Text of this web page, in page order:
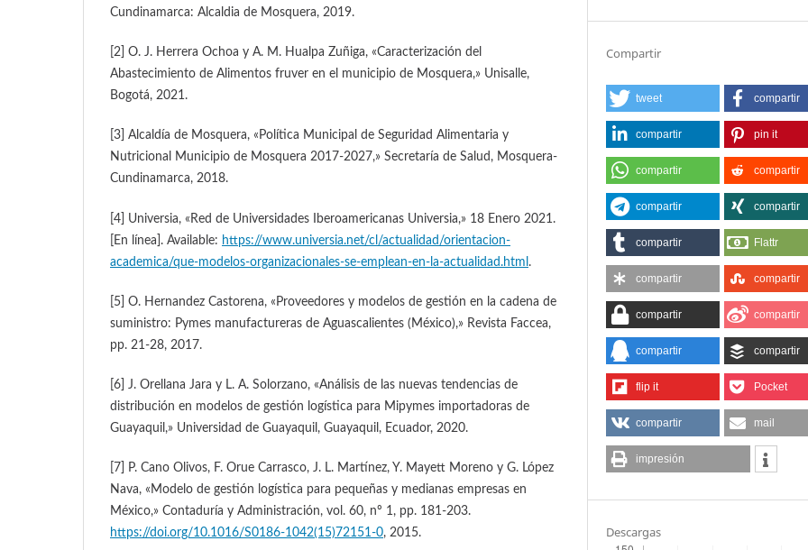
Cundinamarca: Alcaldia de Mosquera, 2019.
[2] O. J. Herrera Ochoa y A. M. Hualpa Zuñiga, «Caracterización del
Abastecimiento de Alimentos fruver en el municipio de Mosquera,» Unisalle,
Bogotá, 2021.
[3] Alcaldía de Mosquera, «Política Municipal de Seguridad Alimentaria y
Nutricional Municipio de Mosquera 2017-2027,» Secretaría de Salud, Mosquera-
Cundinamarca, 2018.
[4] Universia, «Red de Universidades Iberoamericanas Universia,» 18 Enero 2021.
[En línea]. Available: https://www.universia.net/cl/actualidad/orientacion-
academica/que-modelos-organizacionales-se-emplean-en-la-actualidad.html .
[5] O. Hernandez Castorena, «Proveedores y modelos de gestión en la cadena de
suministro: Pymes manufactureras de Aguascalientes (México),» Revista Faccea,
pp. 21-28, 2017.
[6] J. Orellana Jara y L. A. Solorzano, «Análisis de las nuevas tendencias de
distribución en modelos de gestión logística para Mipymes importadoras de
Guayaquil,» Universidad de Guayaquil, Guayaquil, Ecuador, 2020.
[7] P. Cano Olivos, F. Orue Carrasco, J. L. Martínez, Y. Mayett Moreno y G. López
Nava, «Modelo de gestión logística para pequeñas y medianas empresas en
México,» Contaduría y Administración, vol. 60, nº 1, pp. 181-203.
https://doi.org/10.1016/S0186-1042(15)72151-0, 2015.
Compartir
tweet compartir
compartir pin it
compartir compartir
compartir compartir
compartir Flattr
compartir compartir
compartir compartir
compartir compartir
flip it Pocket
compartir mail
impresión
Descargas